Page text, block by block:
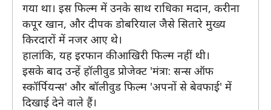
गया था। इस फिल्म में उनके साथ राधिका मदान, करीना
कपूर खान, और दीपक डोबरियाल जैसे सितारे मुख्य
किरदारों में नजर आए थे।
हालांकि, यह इरफान की आखिरी फिल्म नहीं थी।
इसके बाद उन्हें हॉलीवुड प्रोजेक्ट 'मंत्रा: सन्स ऑफ
स्कॉर्पियन्स' और बॉलीवुड फिल्म 'अपनों से बेवफाई' में
दिखाई देने वाले हैं।